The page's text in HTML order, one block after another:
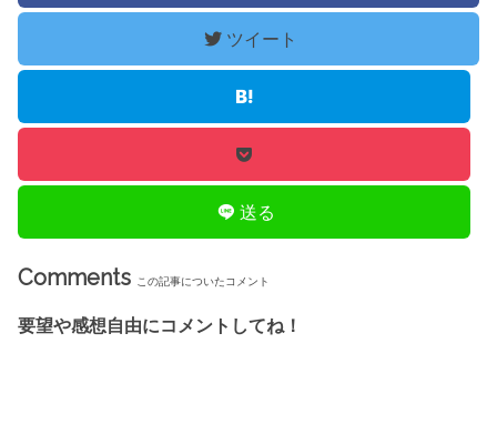
ツイート
送る
Comments この記事についたコメント
要望や感想自由にコメントしてね！